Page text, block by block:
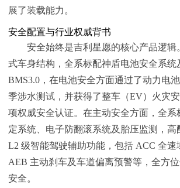
展了装载能力。
安全配置与行业权威背书
安全始终是吉利星愿的核心产品逻辑
式车身结构，全系标配神盾电池安全系统
BMS3.0，在电池安全方面通过了动力电
季涉水测试，并获得了整车（EV）火灾
项权威安全认证。在主动安全方面，全系
定系统、电子防翻滚系统及胎压监测，高
L2 级智能驾驶辅助功能，包括 ACC 全速
AEB 主动刹车及车道偏离预警等，全方
安全。